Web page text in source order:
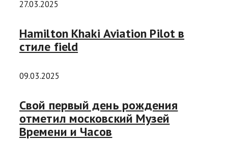
27.03.2025
Hamilton Khaki Aviation Pilot в
стиле field
09.03.2025
Свой первый день рождения
отметил московский Музей
Времени и Часов